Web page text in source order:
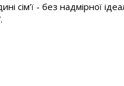
- без надмірної